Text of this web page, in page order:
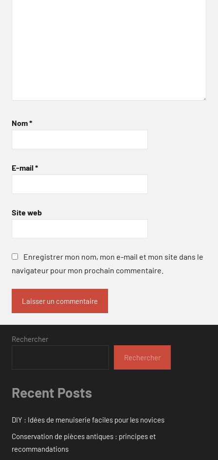
Nom*
E-mail *
Site web
Enregistrer mon nom, mon e-mail et mon site dans le
navigateur pour mon prochain commentaire.
Rechercher
Rechercher
Recent Posts
DIY : Idées de menuiserie faciles pour les novices
Conservation de pièces antiques : principes et
recommandations